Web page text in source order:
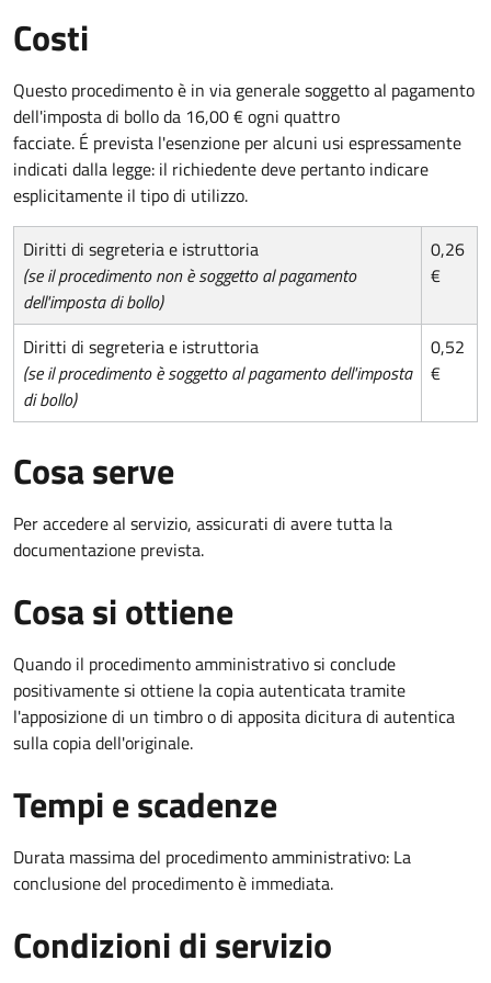
Costi
Questo procedimento è in via generale soggetto al pagamento
dell'imposta di bollo da 16,00 € ogni quattro
facciate. É prevista l'esenzione per alcuni usi espressamente
indicati dalla legge: il richiedente deve pertanto indicare
esplicitamente il tipo di utilizzo.
Diritti di segreteria e istruttoria
(se il procedimento non è soggetto al pagamento
dell'imposta di bollo)
0,26
€
Diritti di segreteria e istruttoria
(se il procedimento è soggetto al pagamento dell'imposta
di bollo)
0,52
€
Cosa serve
Per accedere al servizio, assicurati di avere tutta la
documentazione prevista.
Cosa si ottiene
Quando il procedimento amministrativo si conclude
positivamente si ottiene la copia autenticata tramite
l'apposizione di un timbro o di apposita dicitura di autentica
sulla copia dell'originale.
Tempi e scadenze
Durata massima del procedimento amministrativo: La
conclusione del procedimento è immediata.
Condizioni di servizio